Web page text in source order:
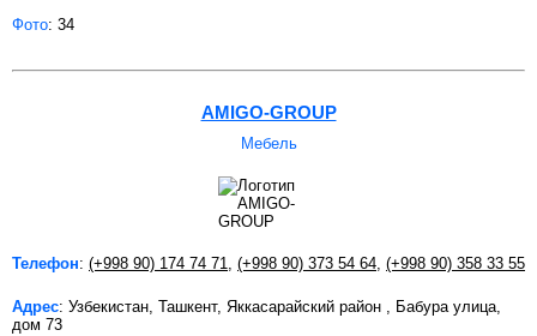
Фото: 34
AMIGO-GROUP
Мебель
Телефон: (+998 90) 174 74 71, (+998 90) 373 54 64, (+998 90) 358 33 55
Адрес: Узбекистан, Ташкент, Яккасарайский район , Бабура улица,
дом 73